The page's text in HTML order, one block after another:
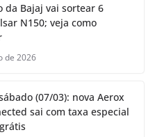
da Bajaj vai sortear 6
N150; veja como
de 2026
(07/03): nova Aerox
sai com taxa especial